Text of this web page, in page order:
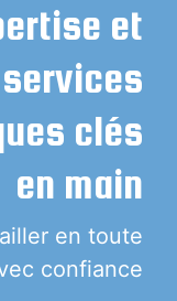
et
services
clés
en main
en toute
confiance